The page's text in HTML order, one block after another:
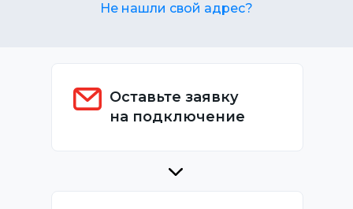
Не нашли свой адрес?
Оставьте заявку
на подключение